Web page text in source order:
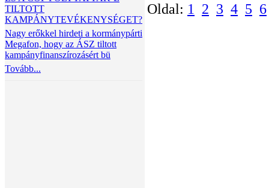
TILTOTT
KAMPÁNYTEVÉKENYSÉGET?
Nagy erőkkel hirdeti a kormánypárti
Megafon, hogy az ÁSZ tiltott
kampányfinanszírozásért bü
Tovább...
Oldal: 1 2 3 4 5 6